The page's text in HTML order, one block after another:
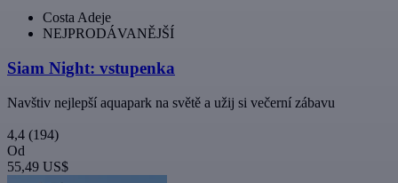
Costa Adeje
NEJPRODÁVANĚJŠÍ
Siam Night: vstupenka
Navštiv nejlepší aquapark na světě a užij si večerní zábavu
4,4 (194)
Od
55,49 US$